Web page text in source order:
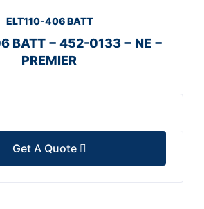
ELT110-406 BATT
BATT − 452-0133 − NE −
PREMIER
Get A Quote